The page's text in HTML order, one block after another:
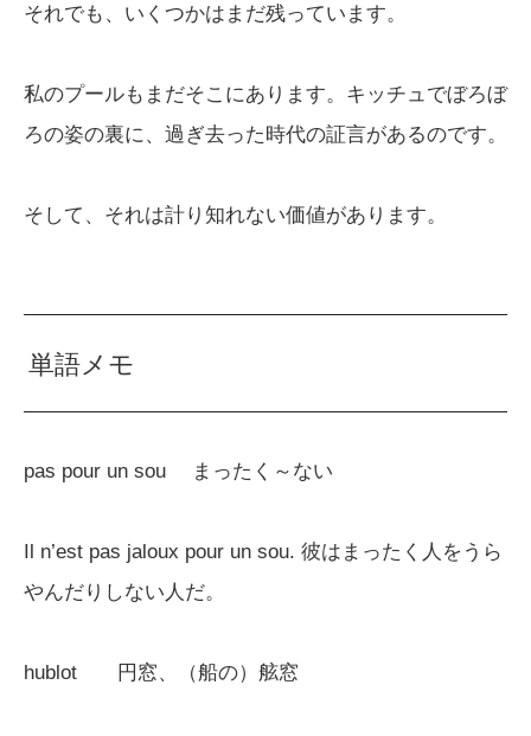
それでも、いくつかはまだ残っています。
私のプールもまだそこにあります。キッチュでぼろぼ
ろの姿の裏に、過ぎ去った時代の証言があるのです。
そして、それは計り知れない価値があります。
単語メモ
pas pour un sou まったく～ない
Il n’est pas jaloux pour un sou. 彼はまったく人をうら
やんだりしない人だ。
hublot 円窓、（船の）舷窓